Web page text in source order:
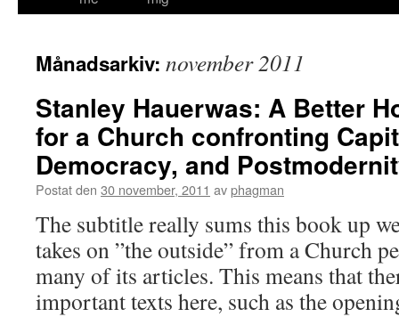
Månadsarkiv: november 2011
Stanley Hauerwas: A Better
for a Church confronting
Democracy, and
Postat den 30 november, 2011 avphagman
The subtitle really sums this book up
takes on ”the outside” from a Church
many of its articles. This means that
important texts here, such as the